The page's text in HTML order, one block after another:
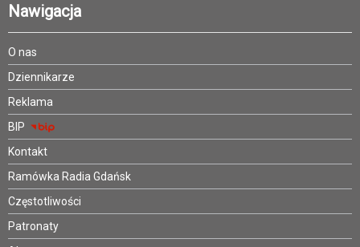
Nawigacja
O nas
Dziennikarze
Reklama
BIP
Kontakt
Ramówka Radia Gdańsk
Częstotliwości
Patronaty